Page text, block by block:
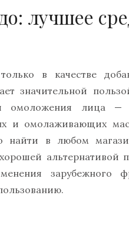
лучшее
в качестве
значительной
омоложения лица
и омолаживающих
найти в любом
альтернативой